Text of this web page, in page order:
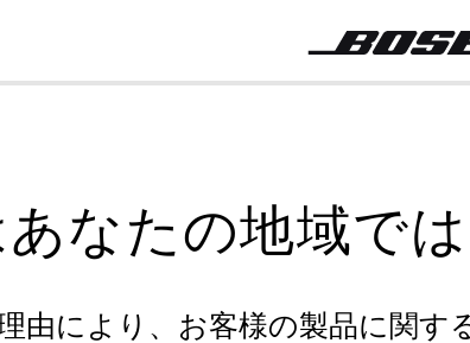
あなたの地域で
由により、お客様の製品に関す